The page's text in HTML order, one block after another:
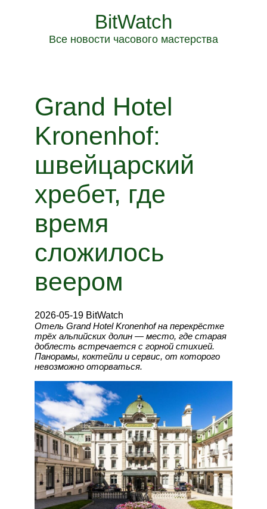
BitWatch
Все новости часового мастерства
Grand Hotel
Kronenhof:
швейцарский
хребет, где
время
сложилось
веером
2026-05-19 BitWatch
Отель Grand Hotel Kronenhof на перекрёстке
трёх альпийских долин — место, где старая
доблесть встречается с горной стихией.
Панорамы, коктейли и сервис, от которого
невозможно оторваться.